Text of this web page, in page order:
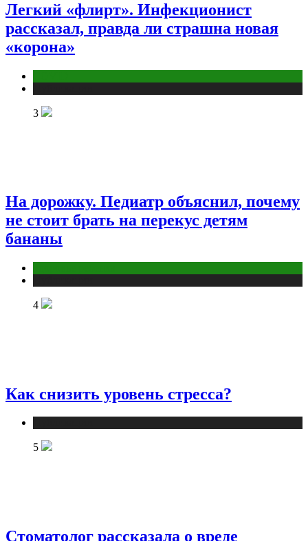
Легкий «флирт». Инфекционист
рассказал, правда ли страшна новая
«корона»
3
На дорожку. Педиатр объяснил, почему
не стоит брать на перекус детям
бананы
4
Как снизить уровень стресса?
5
Стоматолог рассказала о вреде